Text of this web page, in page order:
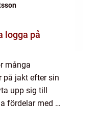
många
på jakt efter sin
upp sig till
fördelar med att